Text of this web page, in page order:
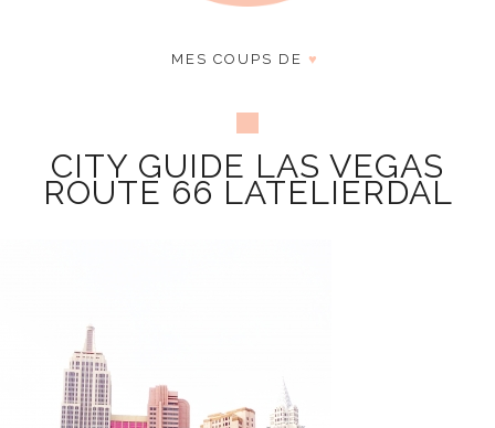
MES COUPS DE ♥
CITY GUIDE LAS VEGAS
ROUTE 66 LATELIERDAL